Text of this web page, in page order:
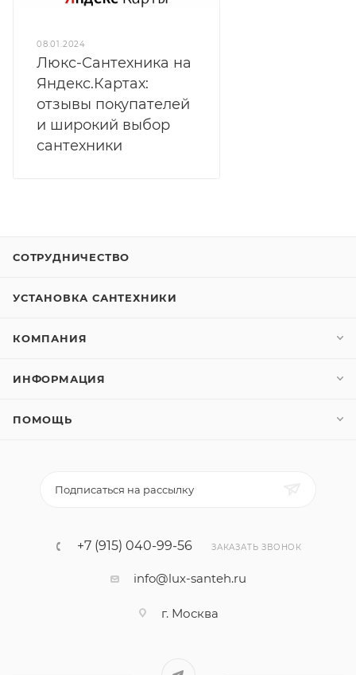
08.01.2024
Люкс-Сантехника на
Яндекс.Картах:
отзывы покупателей
и широкий выбор
сантехники
СОТРУДНИЧЕСТВО
УСТАНОВКА САНТЕХНИКИ
КОМПАНИЯ
ИНФОРМАЦИЯ
ПОМОЩЬ
Подписаться на рассылку
+7 (915) 040-99-56 ЗАКАЗАТЬ ЗВОНОК
info@lux-santeh.ru
г. Москва